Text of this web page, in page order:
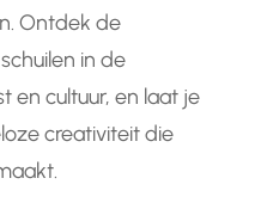
Ontdek de
in de
en cultuur, en laat je
creativiteit die